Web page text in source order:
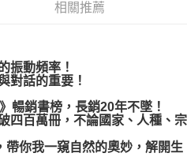
)免運費
相關推薦
動頻率！
話的重要！
銷書榜，長銷20年不墜！
百萬冊，不論國家、人種、宗
你我一窺自然的奧妙，解開生